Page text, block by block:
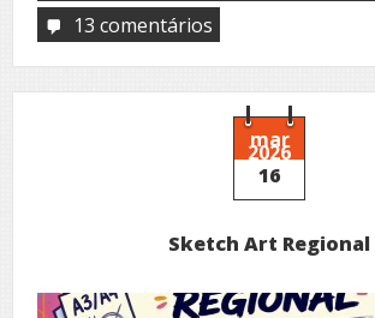
13 comentários
Moreira
toma
posse
ALB
Minas
mar
2026
16
Sketch Art Regional